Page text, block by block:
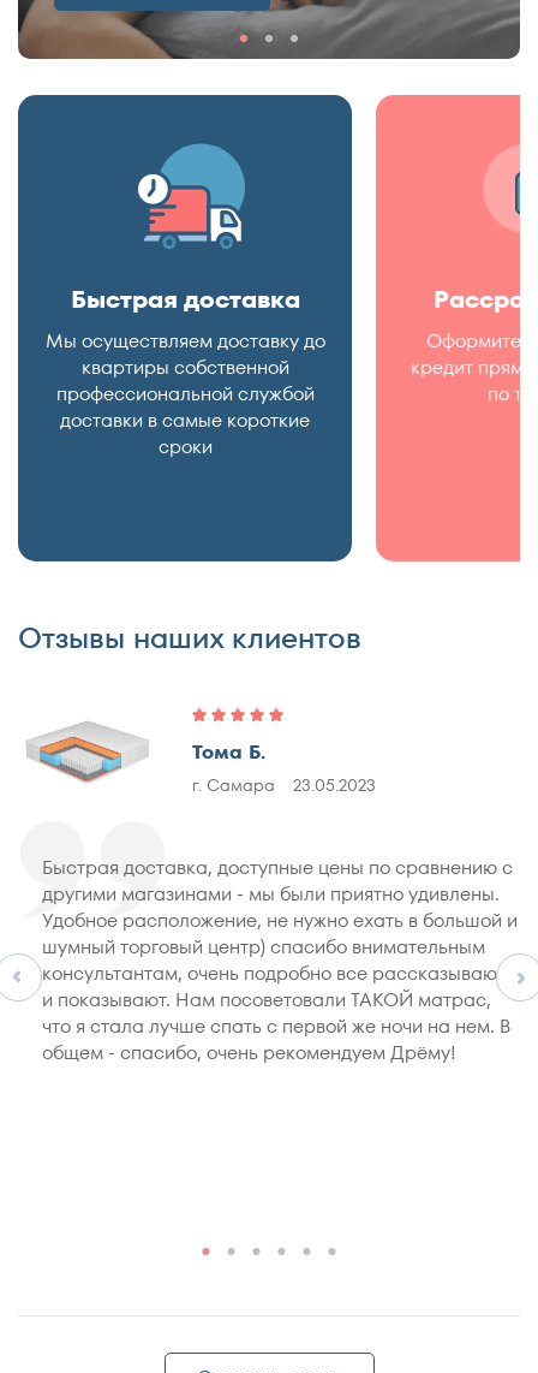
Быстрая доставка
Мы осуществляем доставку до
квартиры собственной
профессиональной службой
доставки в самые короткие
сроки
Оформите
кредит
по
Отзывы наших клиентов
Тома Б.
г. Самара 23.05.2023
Быстрая доставка, доступные цены по сравнению с
другими магазинами - мы были приятно удивлены.
Удобное расположение, не нужно ехать в большой и
шумный торговый центр) спасибо внимательным
консультантам, очень подробно все рассказывают
и показывают. Нам посоветовали ТАКОЙ матрас,
что я стала лучше спать с первой же ночи на нем. В
общем - спасибо, очень рекомендуем Дрёму!